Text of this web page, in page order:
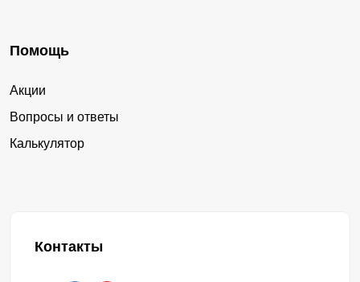
Помощь
Акции
Вопросы и ответы
Калькулятор
Контакты